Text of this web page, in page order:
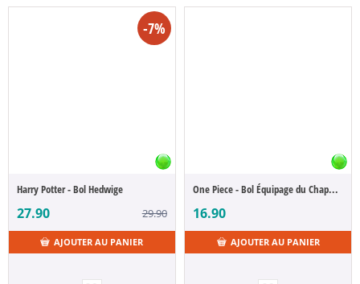
-7%
Harry Potter - Bol Hedwige
27.90 29.90
AJOUTER AU PANIER
One Piece - Bol Équipage du Chapeau de Paille
16.90
AJOUTER AU PANIER